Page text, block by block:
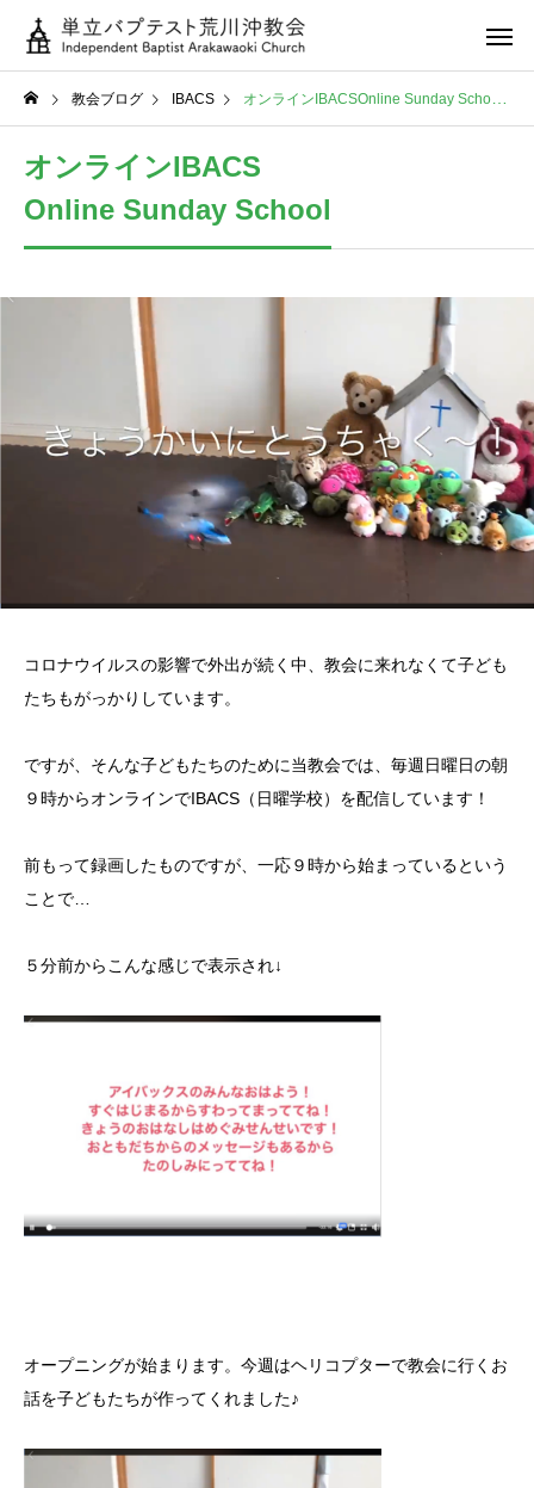
教会ブログ IBACS オンラインIBACSOnline Sunday School
オンラインIBACS
Online Sunday School
コロナウイルスの影響で外出が続く中、教会に来れなくて子ども
たちもがっかりしています。
ですが、そんな子どもたちのために当教会では、毎週日曜日の朝
９時からオンラインでIBACS（日曜学校）を配信しています！
前もって録画したものですが、一応９時から始まっているという
ことで…
５分前からこんな感じで表示され↓
オープニングが始まります。今週はヘリコプターで教会に行くお
話を子どもたちが作ってくれました♪